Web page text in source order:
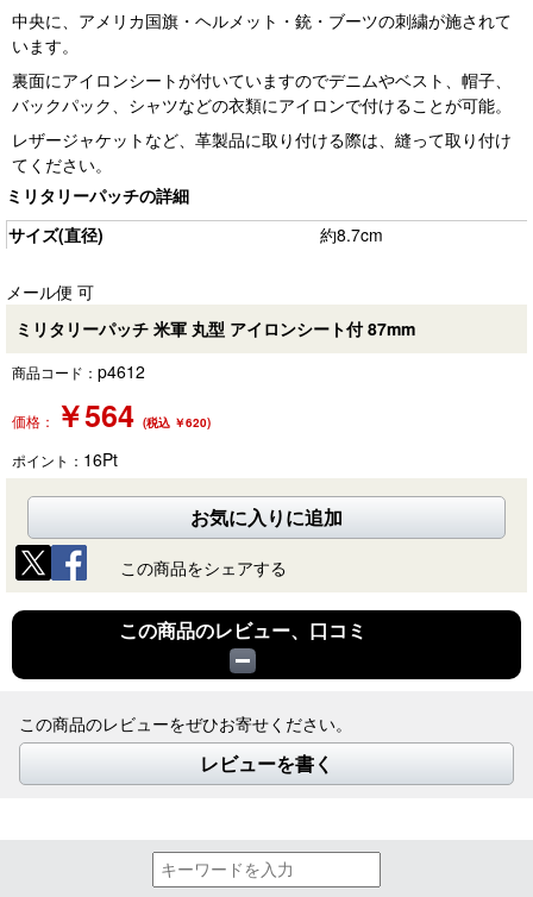
中央に、アメリカ国旗・ヘルメット・銃・ブーツの刺繍が施されて
います。
裏面にアイロンシートが付いていますのでデニムやベスト、帽子、
バックパック、シャツなどの衣類にアイロンで付けることが可能。
レザージャケットなど、革製品に取り付ける際は、縫って取り付け
てください。
ミリタリーパッチの詳細
サイズ(直径)
約8.7cm
メール便 可
ミリタリーパッチ 米軍 丸型 アイロンシート付 87mm
商品コード： p4612
価格： ￥564 (税込 ￥620)
ポイント： 16Pt
お気に入りに追加
この商品をシェアする
この商品のレビュー、口コミ
この商品のレビューをぜひお寄せください。
レビューを書く